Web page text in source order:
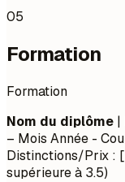
05
Formation
Formation
Nom du diplôme |
– Mois Année -
Distinctions/Prix :
supérieure à 3.5)